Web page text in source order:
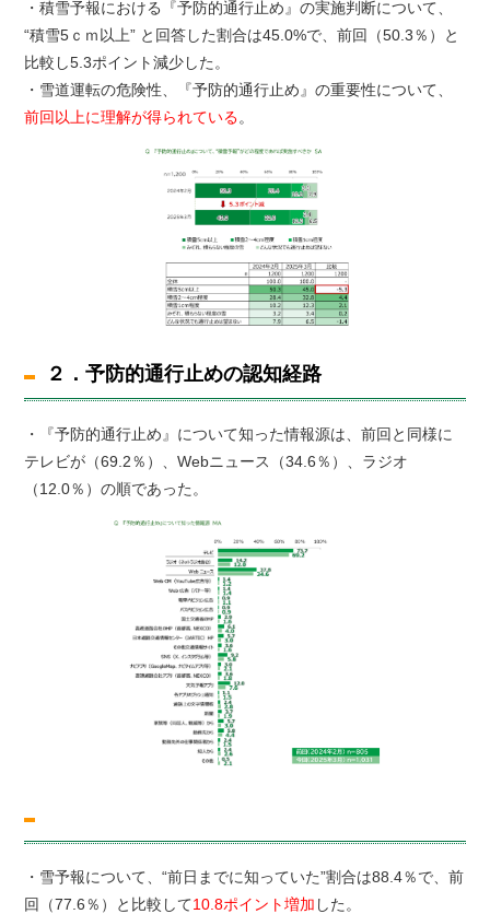
・積雪予報における『予防的通行止め』の実施判断について、
“積雪5ｃｍ以上” と回答した割合は45.0%で、前回（50.3％）と
比較し5.3ポイント減少した。
・雪道運転の危険性、『予防的通行止め』の重要性について、
前回以上に理解が得られている。
２．予防的通行止めの認知経路
・『予防的通行止め』について知った情報源は、前回と同様に
テレビが（69.2％）、Webニュース（34.6％）、ラジオ
（12.0％）の順であった。
・雪予報について、“前日までに知っていた”割合は88.4％で、前
回（77.6％）と比較して10.8ポイント増加 した。